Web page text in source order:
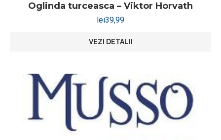
Oglinda turceasca – Viktor Horvath
lei39,99
VEZI DETALII